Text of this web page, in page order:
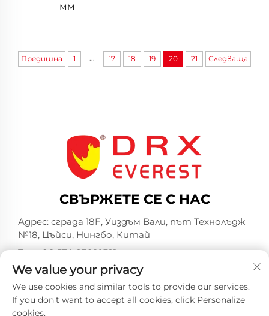
мм
Предишна 1 ... 17 18 19 20 21 Следваща
СВЪРЖЕТЕ СЕ С НАС
Адрес: сграда 18F, Уиздъм Вали, път Технолъдж
№18, Цъйси, Нингбо, Китай
Тел.:+86-574-23660321
Имейл: [email protected]
We value your privacy
We use cookies and similar tools to provide our services.
If you don't want to accept all cookies, click Personalize
cookies.